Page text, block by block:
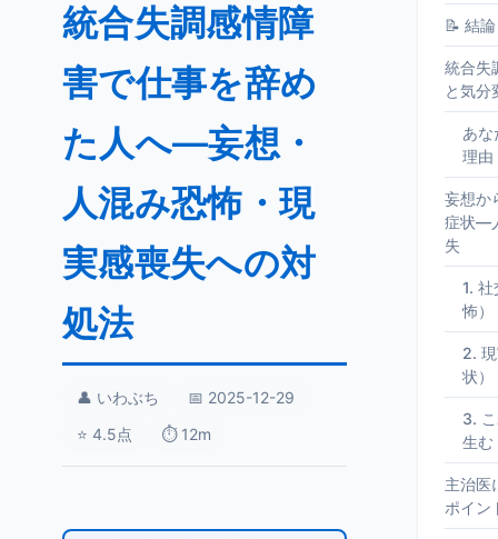
統合失調感情障
害で仕事を辞め
た人へ—妄想・
人混み恐怖・現
実感喪失への対
処法
👤 いわぶち
📅 2025-12-29
⭐ 4.5点
⏱️ 12m
📝 結論
統合失
と気分
あな
理由
妄想か
症状—
失
1.
怖）
2.
状）
3.
生む
主治医
ポイン